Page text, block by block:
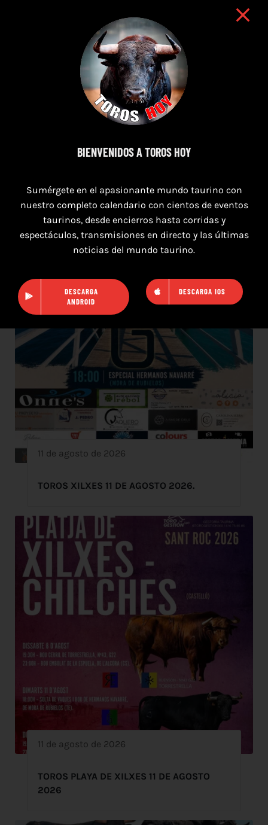
TOROS XILXES 11 AGOSTO 2026
11 de agosto de 2026
TOROS XILXES 11 DE AGOSTO 2026.
11 de agosto de 2026
TOROS PLAYA DE XILXES 11 DE AGOSTO
2026
BIENVENIDOS A TOROS HOY
Sumérgete en el apasionante mundo taurino con
nuestro completo calendario con cientos de eventos
taurinos, desde encierros hasta corridas y
espectáculos, transmisiones en directo y las últimas
noticias del mundo taurino.
DESCARGA
ANDROID
DESCARGA IOS